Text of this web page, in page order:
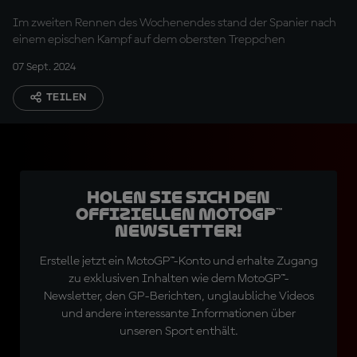
Im zweiten Rennen des Wochenendes stand der Spanier nach
einem epischen Kampf auf dem obersten Treppchen
07 Sept. 2024
TEILEN
Holen Sie sich den
offiziellen MotoGP™
Newsletter!
Erstelle jetzt ein MotoGP™-Konto und erhalte Zugang
zu exklusiven Inhalten wie dem MotoGP™-
Newsletter, den GP-Berichten, unglaubliche Videos
und andere interessante Informationen über
unseren Sport enthält.